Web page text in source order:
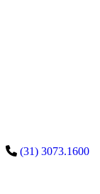
(31) 3073.1600